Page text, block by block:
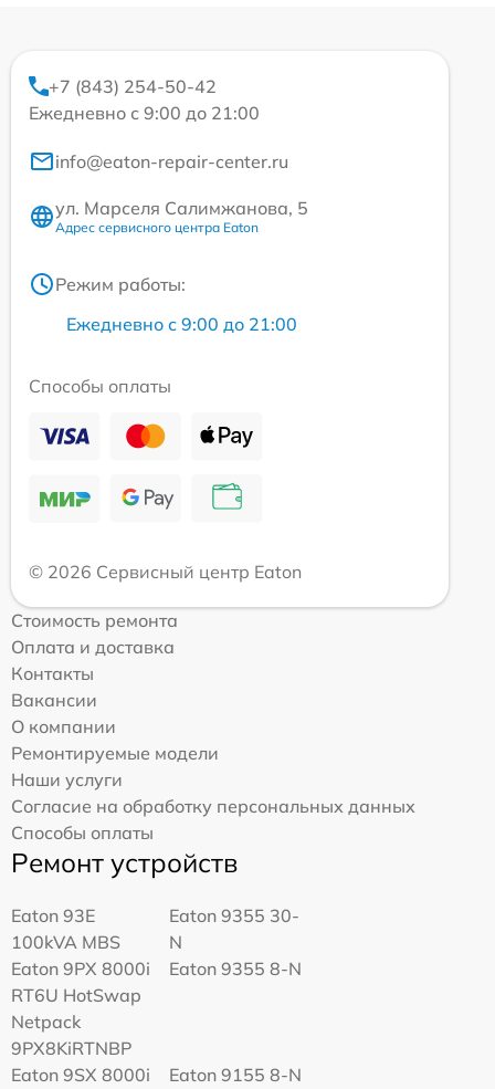
+7 (843) 254-50-42
Ежедневно с 9:00 до 21:00
info@eaton-repair-center.ru
ул. Марселя Салимжанова, 5
Адрес сервисного центра Eaton
Режим работы:
Ежедневно с 9:00 до 21:00
Способы оплаты
© 2026 Сервисный центр Eaton
Стоимость ремонта
Оплата и доставка
Контакты
Вакансии
О компании
Ремонтируемые модели
Наши услуги
Согласие на обработку персональных данных
Способы оплаты
Ремонт устройств
Eaton 93E
100kVA MBS
Eaton 9355 30-
N
Eaton 9PX 8000i
RT6U HotSwap
Netpack
9PX8KiRTNBP
Eaton 9355 8-N
Eaton 9SX 8000i
Eaton 9155 8-N